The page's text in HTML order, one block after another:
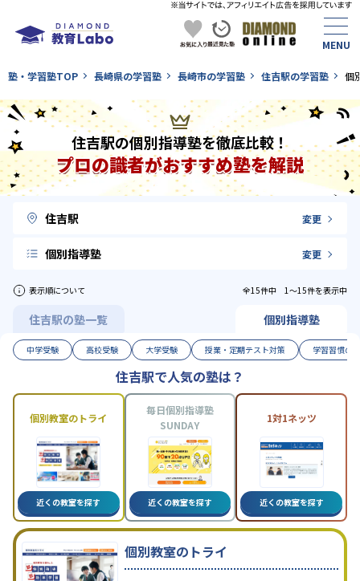
塾・学習塾TOP 長崎県の学習塾 長崎市の学習塾 住吉駅の学習塾 個
住吉駅の個別指導塾を徹底比較！
プロの識者がおすすめ塾を解説
住吉駅 変更
個別指導塾 変更
表示順について 全15件中 1〜15件を表示中
住吉駅の塾一覧 個別指導塾
中学受験 高校受験 大学受験 授業・定期テスト対策 学習習慣の
住吉駅で人気の塾は？
個別教室のトライ
近くの教室を探す
毎日個別指導塾
SUNDAY
近くの教室を探す
1対1ネッツ
近くの教室を探す
個別教室のトライ